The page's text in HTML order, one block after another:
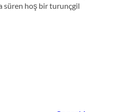
süren hoş bir turunçgil